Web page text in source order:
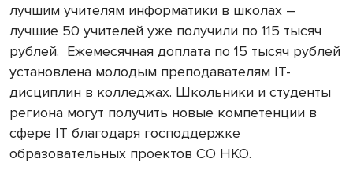
лучшим учителям информатики в школах –
лучшие 50 учителей уже получили по 115 тысяч
рублей. Ежемесячная доплата по 15 тысяч рублей
установлена молодым преподавателям IT-
дисциплин в колледжах. Школьники и студенты
региона могут получить новые компетенции в
сфере IT благодаря господдержке
образовательных проектов СО НКО.